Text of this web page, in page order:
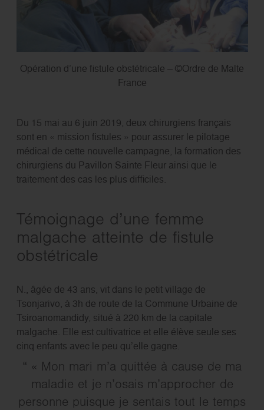
Opération d’une fistule obstétricale – ©Ordre de Malte
France
Du 15 mai au 6 juin 2019, deux chirurgiens français
sont en « mission fistules » pour assurer le pilotage
médical de cette nouvelle campagne, la formation des
chirurgiens du Pavillon Sainte Fleur ainsi que le
traitement des cas les plus difficiles.
Témoignage d’une femme
malgache atteinte de fistule
obstétricale
N., âgée de 43 ans, vit dans le petit village de
Tsonjarivo, à 3h de route de la Commune Urbaine de
Tsiroanomandidy, situé à 220 km de la capitale
malgache. Elle est cultivatrice et elle élève seule ses
cinq enfants avec le peu qu’elle gagne.
« Mon mari m’a quittée à cause de ma
maladie et je n’osais m’approcher de
personne puisque je sentais tout le temps